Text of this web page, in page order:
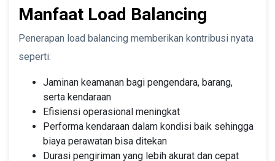
Manfaat Load Balancing
Penerapan load balancing memberikan kontribusi nyata
seperti:
Jaminan keamanan bagi pengendara, barang,
serta kendaraan
Efisiensi operasional meningkat
Performa kendaraan dalam kondisi baik sehingga
biaya perawatan bisa ditekan
Durasi pengiriman yang lebih akurat dan cepat